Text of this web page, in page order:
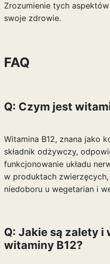
Zrozumienie tych
swoje zdrowie.
FAQ
Q: Czym jest
Witamina B12, znana jako
składnik odżywczy,
funkcjonowanie układu
w produktach
niedoboru u wegetarian i
Q: Jakie są zalety
witaminy B12?